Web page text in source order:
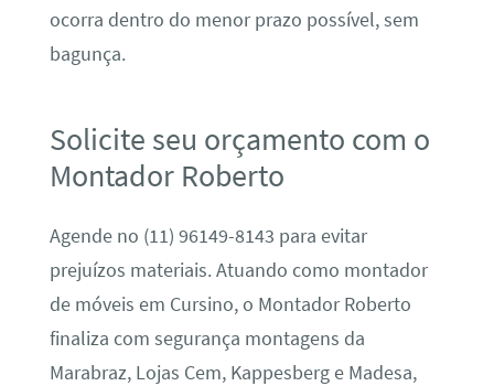
ocorra dentro do menor prazo possível, sem
bagunça.
Solicite seu orçamento com o
Montador Roberto
Agende no (11) 96149-8143 para evitar
prejuízos materiais. Atuando como montador
de móveis em Cursino, o Montador Roberto
finaliza com segurança montagens da
Marabraz, Lojas Cem, Kappesberg e Madesa,